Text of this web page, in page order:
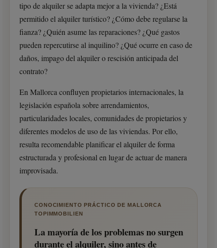
tipo de alquiler se adapta mejor a la vivienda? ¿Está
permitido el alquiler turístico? ¿Cómo debe regularse la
fianza? ¿Quién asume las reparaciones? ¿Qué gastos
pueden repercutirse al inquilino? ¿Qué ocurre en caso de
daños, impago del alquiler o rescisión anticipada del
contrato?
En Mallorca confluyen propietarios internacionales, la
legislación española sobre arrendamientos,
particularidades locales, comunidades de propietarios y
diferentes modelos de uso de las viviendas. Por ello,
resulta recomendable planificar el alquiler de forma
estructurada y profesional en lugar de actuar de manera
improvisada.
CONOCIMIENTO PRÁCTICO DE MALLORCA
TOPIMMOBILIEN
La mayoría de los problemas no surgen
durante el alquiler, sino antes de